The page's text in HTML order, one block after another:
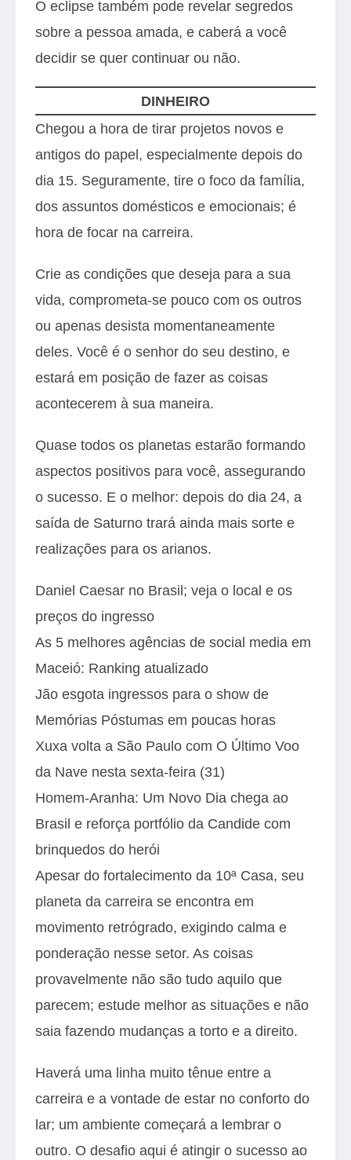
O eclipse também pode revelar segredos
sobre a pessoa amada, e caberá a você
decidir se quer continuar ou não.
DINHEIRO
Chegou a hora de tirar projetos novos e
antigos do papel, especialmente depois do
dia 15. Seguramente, tire o foco da família,
dos assuntos domésticos e emocionais; é
hora de focar na carreira.
Crie as condições que deseja para a sua
vida, comprometa-se pouco com os outros
ou apenas desista momentaneamente
deles. Você é o senhor do seu destino, e
estará em posição de fazer as coisas
acontecerem à sua maneira.
Quase todos os planetas estarão formando
aspectos positivos para você, assegurando
o sucesso. E o melhor: depois do dia 24, a
saída de Saturno trará ainda mais sorte e
realizações para os arianos.
Daniel Caesar no Brasil; veja o local e os
preços do ingresso
As 5 melhores agências de social media em
Maceió: Ranking atualizado
Jão esgota ingressos para o show de
Memórias Póstumas em poucas horas
Xuxa volta a São Paulo com O Último Voo
da Nave nesta sexta-feira (31)
Homem-Aranha: Um Novo Dia chega ao
Brasil e reforça portfólio da Candide com
brinquedos do herói
Apesar do fortalecimento da 10ª Casa, seu
planeta da carreira se encontra em
movimento retrógrado, exigindo calma e
ponderação nesse setor. As coisas
provavelmente não são tudo aquilo que
parecem; estude melhor as situações e não
saia fazendo mudanças a torto e a direito.
Haverá uma linha muito tênue entre a
carreira e a vontade de estar no conforto do
lar; um ambiente começará a lembrar o
outro. O desafio aqui é atingir o sucesso ao